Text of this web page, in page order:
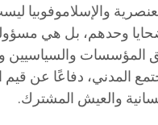
والإسلاموفوبيا
وحدهم، بل هي
المؤسسات والسياسيين
المدني، دفاعًا عن قيم
والعيش المشترك.